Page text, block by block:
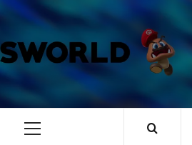
EN NINTENDO
Menú